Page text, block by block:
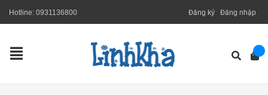
Hotline: 0931136800 Đăng ký Đăng nhập